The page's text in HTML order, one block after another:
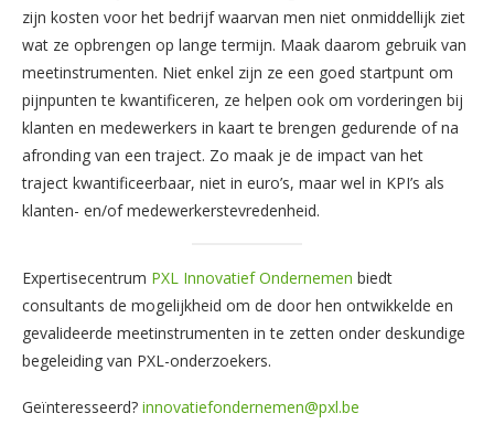
zijn kosten voor het bedrijf waarvan men niet onmiddellijk ziet
wat ze opbrengen op lange termijn. Maak daarom gebruik van
meetinstrumenten. Niet enkel zijn ze een goed startpunt om
pijnpunten te kwantificeren, ze helpen ook om vorderingen bij
klanten en medewerkers in kaart te brengen gedurende of na
afronding van een traject. Zo maak je de impact van het
traject kwantificeerbaar, niet in euro’s, maar wel in KPI’s als
klanten- en/of medewerkerstevredenheid.
Expertisecentrum PXL Innovatief Ondernemen biedt
consultants de mogelijkheid om de door hen ontwikkelde en
gevalideerde meetinstrumenten in te zetten onder deskundige
begeleiding van PXL-onderzoekers.
Geïnteresseerd? innovatiefondernemen@pxl.be